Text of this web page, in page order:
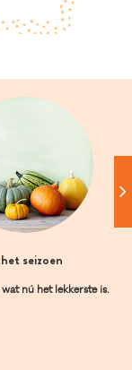
seizoen
nú het lekkerste is.